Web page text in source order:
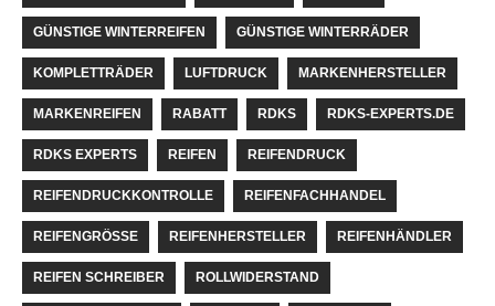
GÜNSTIGE WINTERREIFEN GÜNSTIGE WINTERRÄDER
KOMPLETTRÄDER LUFTDRUCK MARKENHERSTELLER
MARKENREIFEN RABATT RDKS RDKS-EXPERTS.DE
RDKS EXPERTS REIFEN REIFENDRUCK
REIFENDRUCKKONTROLLE REIFENFACHHANDEL
REIFENGRÖSSE REIFENHERSTELLER REIFENHÄNDLER
REIFEN SCHREIBER ROLLWIDERSTAND